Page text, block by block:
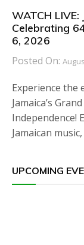
WATCH
Celebrating
6, 2026
Posted On:
Experience the
Jamaica’s
Independence!
Jamaican music,
UPCOMING